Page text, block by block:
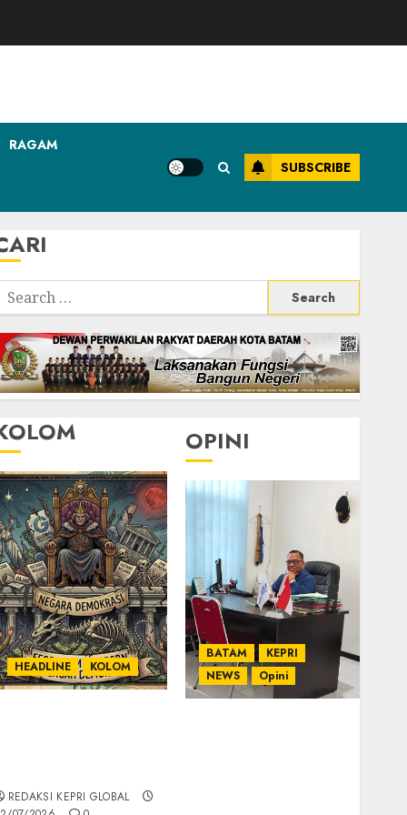
RAGAM
SUBSCRIBE
Search
HEADLINE KOLOM
REDAKSI KEPRI GLOBAL
OPINI
BATAM
KEPRI
NEWS
Opini